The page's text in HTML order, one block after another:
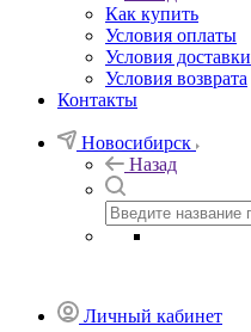
Как купить
Условия оплаты
Условия доставки
Условия возврата
Контакты
Новосибирск
Назад
Личный кабинет